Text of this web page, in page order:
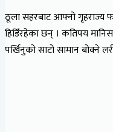
ठूला सहरबाट आफ्नो गृहराज्य
हिडिँरहेका छन् । कतिपय
पर्खिनुको साटो सामान बोक्ने